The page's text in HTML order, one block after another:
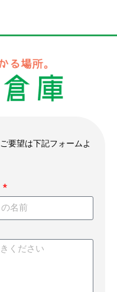
要望は下記フォームよ